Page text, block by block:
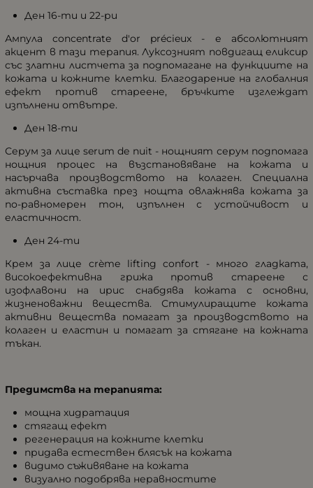
Ден 16-ти и 22-ри
Ампула concentrate d'or précieux - е абсолютният
акцент в тази терапия. Луксозният повдигащ еликсир
със златни листчета за подпомагане на функциите на
кожата и кожните клетки. Благодарение на глобалния
ефект против стареене, бръчките изглеждат
изпълнени отвътре.
Ден 18-ти
Серум за лице serum de nuit - нощният серум подпомага
нощния процес на възстановяване на кожата и
насърчава производството на колаген. Специална
активна съставка през нощта овлажнява кожата за
по-равномерен тон, изпълнен с устойчивост и
еластичност.
Ден 24-ти
Крем за лице crème lifting confort - много гладката,
високоефективна грижа против стареене с
изофлавони на ирис снабдява кожата с основни,
жизненоважни вещества. Стимулиращите кожата
активни вещества помагат за производството на
колаген и еластин и помагат за стягане на кожната
тъкан.
Предимства на терапията:
мощна хидратация
стягащ ефект
регенерация на кожните клетки
придава естествен блясък на кожата
видимо съживяване на кожата
визуално подобрява неравностите